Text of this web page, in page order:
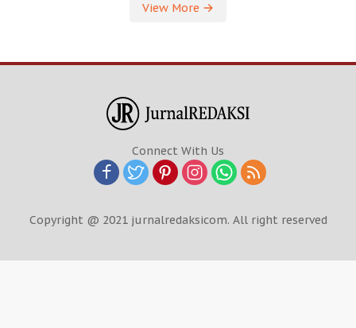
View More
Connect With Us
Copyright @ 2021 jurnalredaksicom. All right reserved